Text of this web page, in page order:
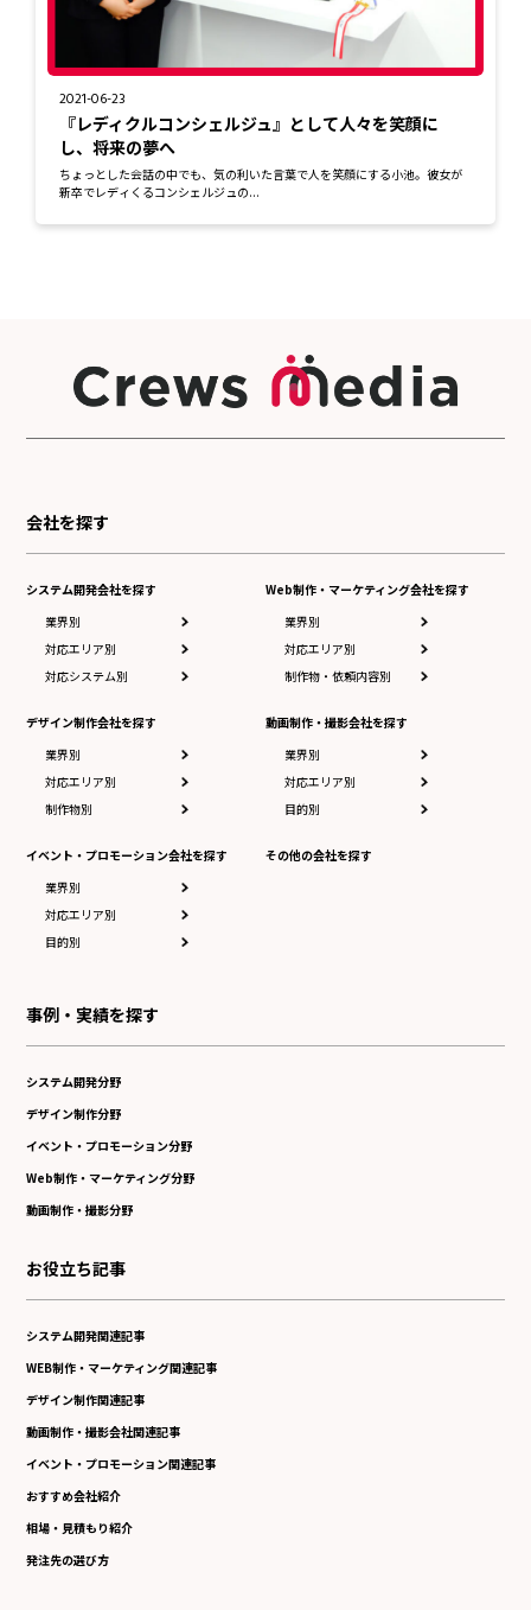
2021-06-23
『レディクルコンシェルジュ』として人々を笑顔に
し、将来の夢へ
ちょっとした会話の中でも、気の利いた言葉で人を笑顔にする小池。彼女が
新卒でレディくるコンシェルジュの...
会社を探す
システム開発会社を探す
業界別
対応エリア別
対応システム別
デザイン制作会社を探す
業界別
対応エリア別
制作物別
イベント・プロモーション会社を探す
業界別
対応エリア別
目的別
Web制作・マーケティング会社を探す
業界別
対応エリア別
制作物・依頼内容別
動画制作・撮影会社を探す
業界別
対応エリア別
目的別
その他の会社を探す
事例・実績を探す
システム開発分野
デザイン制作分野
イベント・プロモーション分野
Web制作・マーケティング分野
動画制作・撮影分野
お役立ち記事
システム開発関連記事
WEB制作・マーケティング関連記事
デザイン制作関連記事
動画制作・撮影会社関連記事
イベント・プロモーション関連記事
おすすめ会社紹介
相場・見積もり紹介
発注先の選び方